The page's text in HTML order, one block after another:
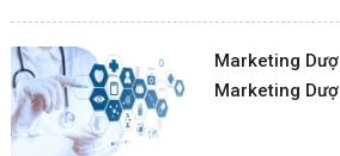
Marketing
Marketing